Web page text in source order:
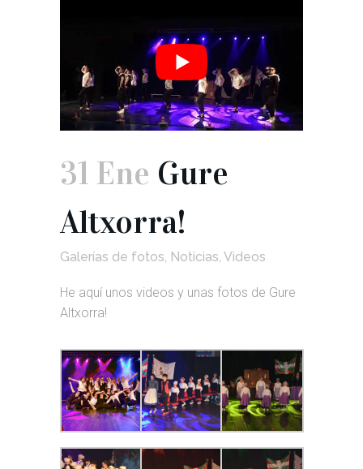
31 Ene Gure
Altxorra!
Galerías de fotos, Noticias, Videos
He aquí unos videos y unas fotos de Gure
Altxorra!